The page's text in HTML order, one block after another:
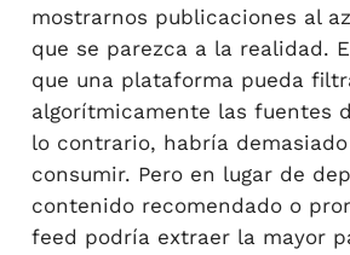
mostrarnos publicaciones al
que se parezca a la realidad.
que una plataforma pueda
algorítmicamente las fuentes
lo contrario, habría
consumir. Pero en lugar de
contenido recomendado o
feed podría extraer la mayor